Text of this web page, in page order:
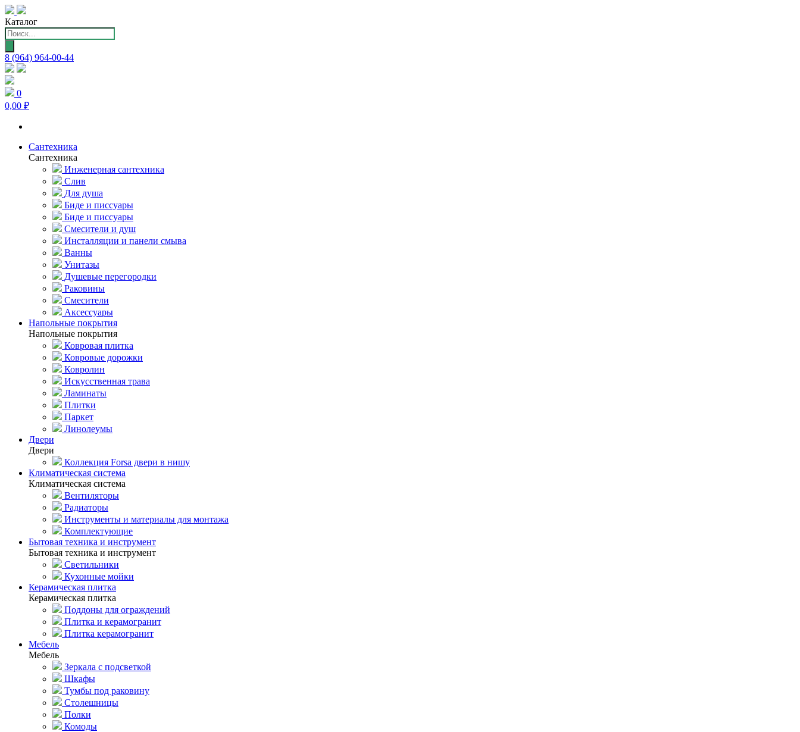
Каталог
Поиск
товаров
8 (964) 964-00-44
0
0,00 ₽
Сантехника
Сантехника
Инженерная сантехника
Слив
Для душа
Биде и писсуары
Биде и писсуары
Смесители и душ
Инсталляции и панели смыва
Ванны
Унитазы
Душевые перегородки
Раковины
Смесители
Аксессуары
Напольные покрытия
Напольные покрытия
Ковровая плитка
Ковровые дорожки
Ковролин
Искусственная трава
Ламинаты
Плитки
Паркет
Линолеумы
Двери
Двери
Коллекция Forsa двери в нишу
Климатическая система
Климатическая система
Вентиляторы
Радиаторы
Инструменты и материалы для монтажа
Комплектующие
Бытовая техника и инструмент
Бытовая техника и инструмент
Светильники
Кухонные мойки
Керамическая плитка
Керамическая плитка
Поддоны для ограждений
Плитка и керамогранит
Плитка керамогранит
Мебель
Мебель
Зеркала с подсветкой
Шкафы
Тумбы под раковину
Столешницы
Полки
Комоды